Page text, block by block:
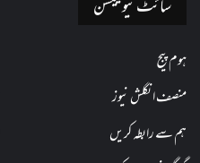
سائٹ نیویگیشن
ہوم پیج
منصف انگلش نیوز
ہم سے رابطہ کریں